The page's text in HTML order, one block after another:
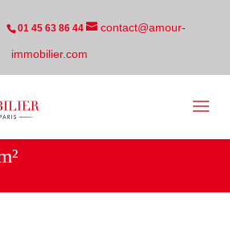
01 45 63 86 44 contact@amour-
immobilier.com